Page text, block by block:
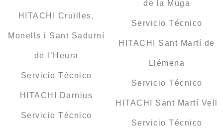
HITACHI Cruïlles,
Monells i Sant Sadurní
de l’Heura
Servicio Técnico
HITACHI Darnius
Servicio Técnico
de la Muga
Servicio Técnico
HITACHI Sant Martí de
Llémena
Servicio Técnico
HITACHI Sant Martí Vell
Servicio Técnico